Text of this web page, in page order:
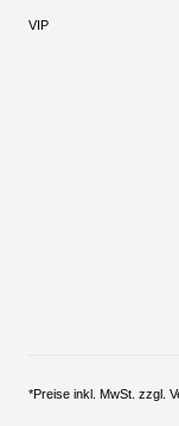
VIP
*Preise inkl. MwSt. zzgl.